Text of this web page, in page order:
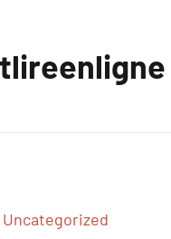
Uncategorized